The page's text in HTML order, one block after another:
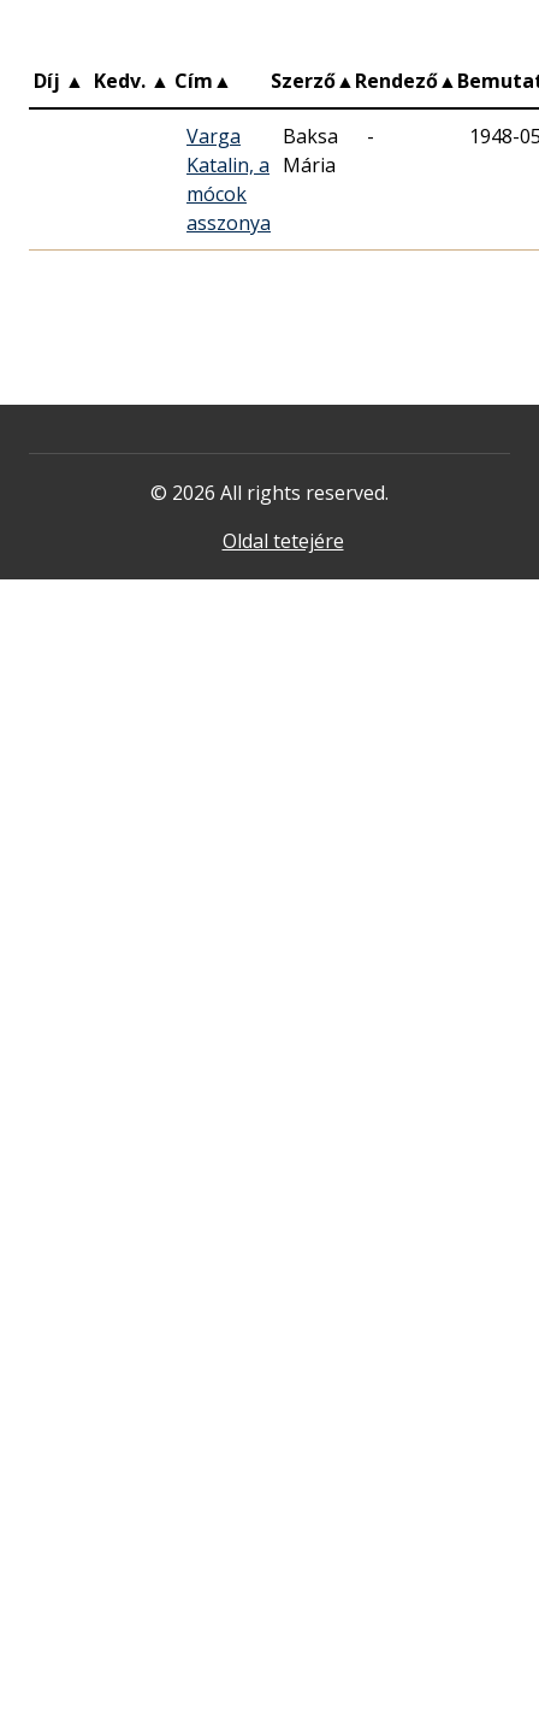
Díj ▲ Kedv. ▲ Cím▲ Szerző▲Rendező▲
Varga
Katalin, a
mócok
asszonya
Baksa
Mária
- 1948-
© 2026 All rights reserved.
Oldal tetejére